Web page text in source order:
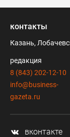
контакты
Казань,
редакция
8 (843) 202-12-10
info@business-
gazeta.ru
вконтакте